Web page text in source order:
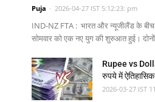
Puja - 2026-04-27 IST 5:12:23: pm
IND-NZ FTA : भारत और न्यूजीलैंड के बीच
सोमवार को एक नए युग की शुरुआत हुई।
Rupee vs
रुपये में ऐतिहासिक
2026-03-27 IST